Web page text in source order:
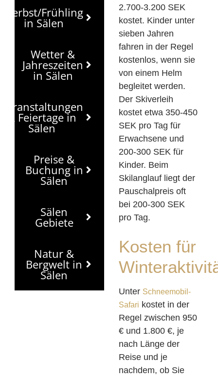
Herbst/Frühling
in Sälen
Wetter &
Jahreszeiten
in Sälen
Veranstaltungen
& Feiertage in
Sälen
Preise &
Buchung in
Sälen
Sälen
Gebiete
Natur &
Bergwelt in
Sälen
2.700-3.200 SEK
kostet. Kinder unter
sieben Jahren
fahren in der Regel
kostenlos, wenn sie
von einem Helm
begleitet werden.
Der Skiverleih
kostet etwa 350-450
SEK pro Tag für
Erwachsene und
200-300 SEK für
Kinder. Beim
Skilanglauf liegt der
Pauschalpreis oft
bei 200-300 SEK
pro Tag.
Kosten für
Unter Schneemobil-
Safari kostet in der
Regel zwischen 950
€ und 1.800 €, je
nach Länge der
Reise und je
nachdem, ob Sie